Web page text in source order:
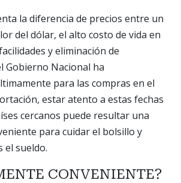
la diferencia de precios entre un
del dólar, el alto costo de vida en
y eliminación de
Gobierno Nacional ha
para las compras en el
estar atento a estas fechas
cercanos puede resultar una
para cuidar el bolsillo y
el sueldo.
CONVENIENTE?